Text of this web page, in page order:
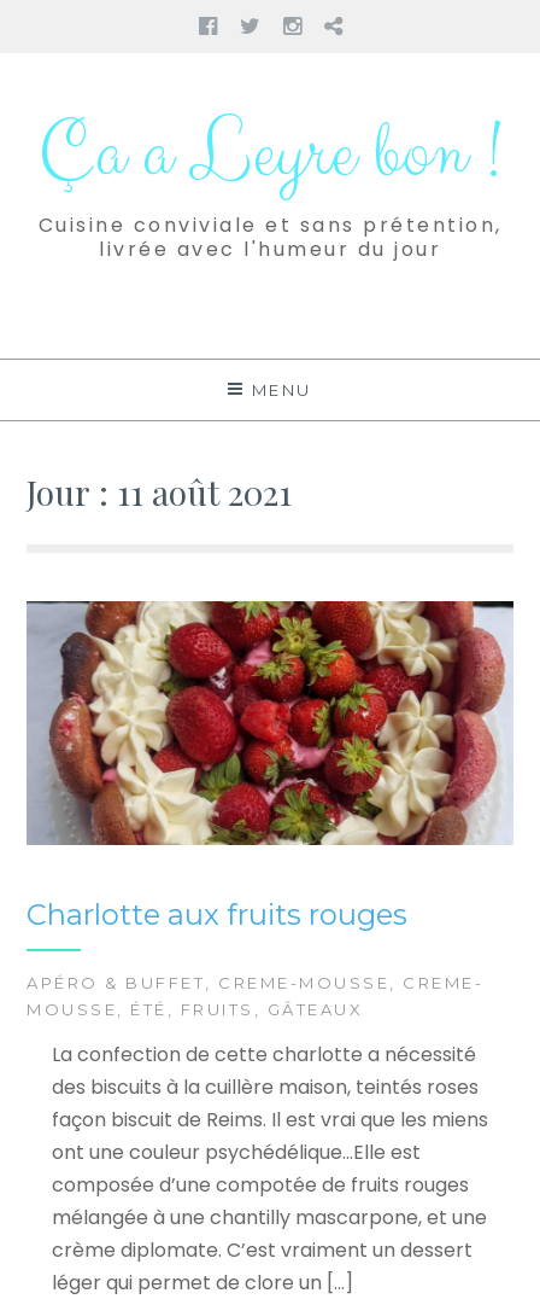
Facebook
TwitterInstagram
Pinterest
contenuÇa a Leyre bon !
Cuisine conviviale et sans prétention,
livrée avec l'humeur du jour
MENU
Jour : 11 août 2021
Charlotte aux fruits rouges
APÉRO & BUFFET, CREME-MOUSSE, CREME-
MOUSSE, ÉTÉ , FRUITS , GÂTEAUX
La confection de cette charlotte a nécessité
des biscuits à la cuillère maison, teintés roses
façon biscuit de Reims. Il est vrai que les miens
ont une couleur psychédélique…Elle est
composée d’une compotée de fruits rouges
mélangée à une chantilly mascarpone, et une
crème diplomate. C’est vraiment un dessert
léger qui permet de clore un […]